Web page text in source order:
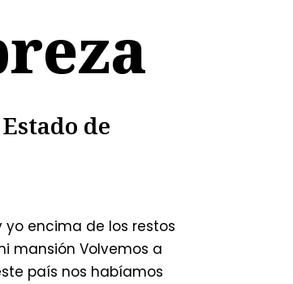
de
yo encima de los restos
mansión Volvemos a
país nos habíamos